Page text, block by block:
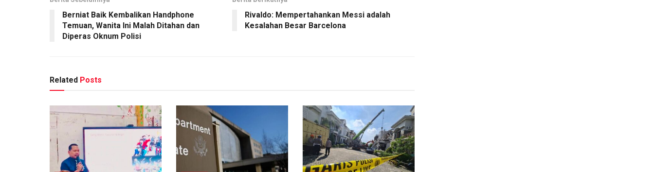
Berniat Baik Kembalikan Handphone
Temuan, Wanita Ini Malah Ditahan dan
Diperas Oknum Polisi
Rivaldo: Mempertahankan Messi adalah
Kesalahan Besar Barcelona
Related Posts